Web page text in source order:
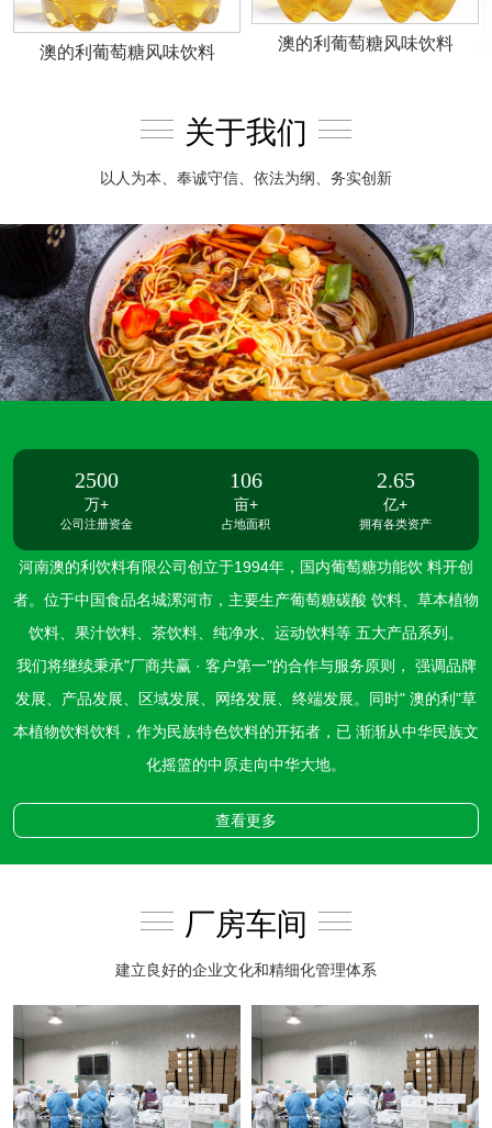
澳的利葡萄糖风味饮料
澳的利葡萄糖风味饮料
关于我们
以人为本、奉诚守信、依法为纲、务实创新
2500
万+
公司注册资金
106
亩+
占地面积
2.65
亿+
拥有各类资产
河南澳的利饮料有限公司创立于1994年，国内葡萄糖功能饮 料开创
者。位于中国食品名城漯河市，主要生产葡萄糖碳酸 饮料、草本植物
饮料、果汁饮料、茶饮料、纯净水、运动饮料等 五大产品系列。
我们将继续秉承"厂商共赢 · 客户第一"的合作与服务原则， 强调品牌
发展、产品发展、区域发展、网络发展、终端发展。同时" 澳的利"草
本植物饮料饮料，作为民族特色饮料的开拓者，已 渐渐从中华民族文
化摇篮的中原走向中华大地。
查看更多
厂房车间
建立良好的企业文化和精细化管理体系